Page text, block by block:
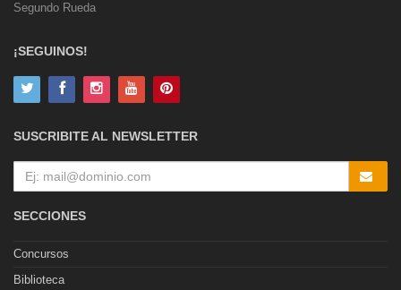
Segundo Rueda
¡SEGUINOS!
SUSCRIBITE AL NEWSLETTER
SECCIONES
Concursos
Biblioteca